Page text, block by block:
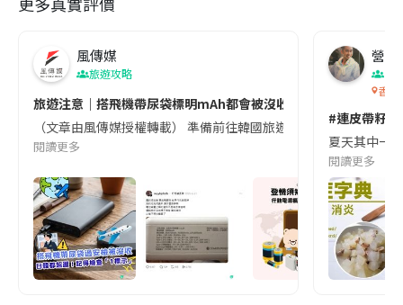
風傳媒
旅遊攻略
旅遊注意｜搭飛機帶尿袋標明mAh都會被沒收😱出發前切記檢查
（文章由風傳媒授權轉載） 準備前往韓國旅遊的民眾，近期要
閱讀更多
營養
香港
#連皮帶籽
夏天其中一
閱讀更多